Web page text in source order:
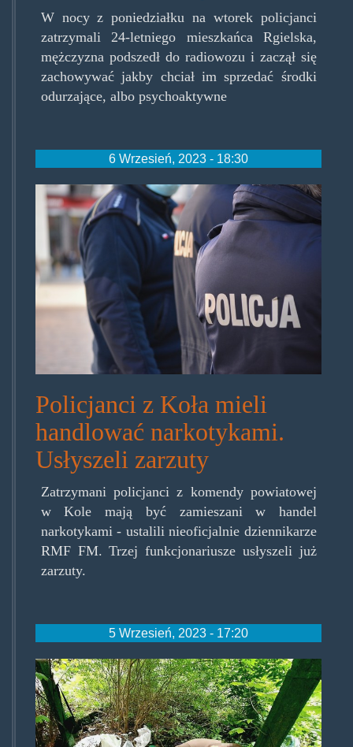
W nocy z poniedziałku na wtorek policjanci
zatrzymali 24-letniego mieszkańca Rgielska,
mężczyzna podszedł do radiowozu i zaczął się
zachowywać jakby chciał im sprzedać środki
odurzające, albo psychoaktywne
6 Wrzesień, 2023 - 18:30
kolopolicja.jpg
Policjanci z Koła mieli
handlować narkotykami.
Usłyszeli zarzuty
Zatrzymani policjanci z komendy powiatowej
w Kole mają być zamieszani w handel
narkotykami - ustalili nieoficjalnie dziennikarze
RMF FM. Trzej funkcjonariusze usłyszeli już
zarzuty.
5 Wrzesień, 2023 - 17:20
chowalsiewkrzakach.jpg